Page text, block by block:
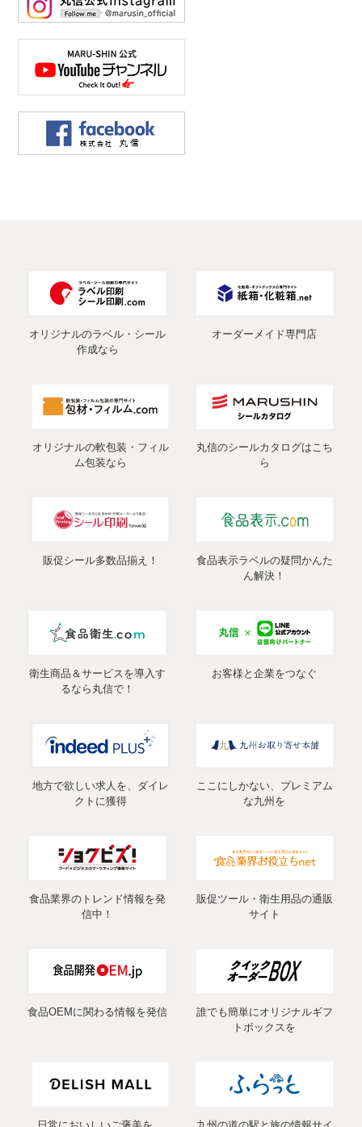
オリジナルのラベル・シール
作成なら
オーダーメイド専門店
オリジナルの軟包装・フィル
ム包装なら
丸信のシールカタログはこち
ら
販促シール多数品揃え！
食品表示ラベルの疑問かんた
ん解決！
衛生商品＆サービスを導入す
るなら丸信で！
お客様と企業をつなぐ
地方で欲しい求人を、ダイレ
クトに獲得
ここにしかない、プレミアム
な九州を
食品業界のトレンド情報を発
信中！
販促ツール・衛生用品の通販
サイト
食品OEMに関わる情報を発信
誰でも簡単にオリジナルギフ
トボックスを